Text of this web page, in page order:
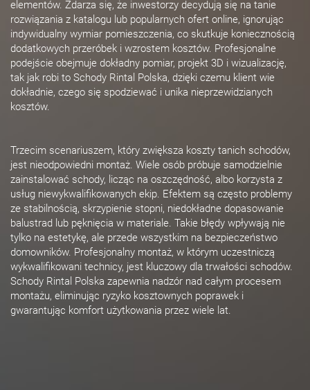
elementów. Zdarza się, że inwestorzy decydują się na tanie
rozwiązania z katalogu lub popularnych ofert online, ignorując
indywidualny wymiar pomieszczenia, co skutkuje koniecznością
dodatkowych przeróbek i wzrostem kosztów. Profesjonalne
podejście obejmuje dokładny pomiar, projekt 3D i wizualizację,
tak jak robi to Schody Rintal Polska, dzięki czemu klient wie
dokładnie, czego się spodziewać i unika nieprzewidzianych
kosztów.
Trzecim scenariuszem, który zwiększa koszty tanich schodów,
jest nieodpowiedni montaż. Wiele osób próbuje samodzielnie
zainstalować schody, licząc na oszczędność, albo korzysta z
usług niewykwalifikowanych ekip. Efektem są często problemy
ze stabilnością, skrzypienie stopni, niedokładne dopasowanie
balustrad lub pęknięcia w materiale. Takie błędy wpływają nie
tylko na estetykę, ale przede wszystkim na bezpieczeństwo
domowników. Profesjonalny montaż, w którym uczestniczą
wykwalifikowani technicy, jest kluczowy dla trwałości schodów.
Schody Rintal Polska zapewnia nadzór nad całym procesem
montażu, eliminując ryzyko kosztownych poprawek i
gwarantując komfort użytkowania przez wiele lat.